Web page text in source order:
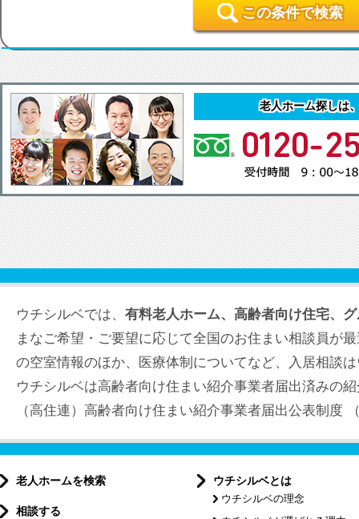
この条件で検索
老人ホーム探しは
ウチシルベでは、 有料老人ホーム、高齢者向け住宅、
まなご希望・ご要望に応じて全国のお住まい相談員が
の空室情報のほか、医療体制についてなど、入居相談
ウチシルベは高齢者向け住まい紹介事業者届出済みの
（高住連）高齢者向け住まい紹介事業者届出公表制度
老人ホームを検索
相談する
ウチシルベとは
ウチシルベの理念